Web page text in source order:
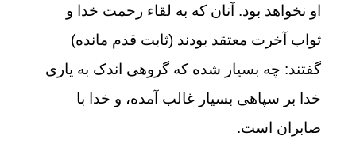
او نخواهد بود. آنان که به لقاء رحمت خدا و
ثواب آخرت معتقد بودند (ثابت قدم مانده)
گفتند: چه بسیار شده که گروهی اندک به یاری
خدا بر سپاهی بسیار غالب آمده، و خدا با
صابران است.